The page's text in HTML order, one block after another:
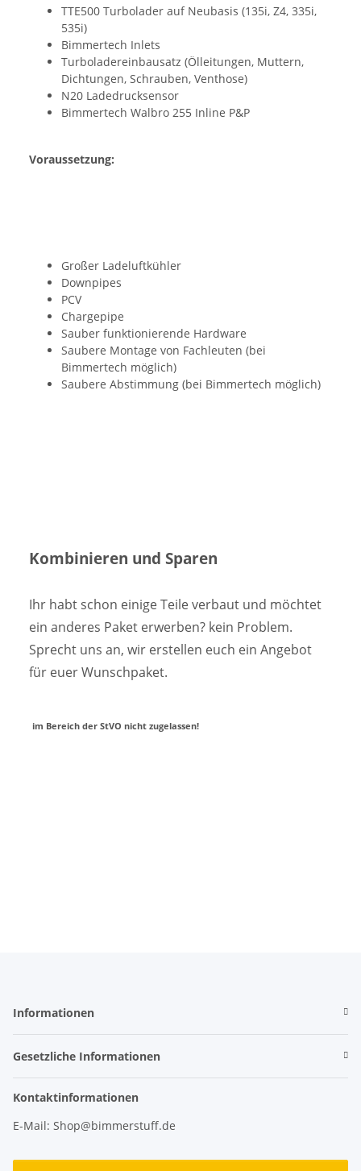
TTE500 Turbolader auf Neubasis (135i, Z4, 335i,
535i)
Bimmertech Inlets
Turboladereinbausatz (Ölleitungen, Muttern,
Dichtungen, Schrauben, Venthose)
N20 Ladedrucksensor
Bimmertech Walbro 255 Inline P&P
Voraussetzung:
Großer Ladeluftkühler
Downpipes
PCV
Chargepipe
Sauber funktionierende Hardware
Saubere Montage von Fachleuten (bei
Bimmertech möglich)
Saubere Abstimmung (bei Bimmertech möglich)
Kombinieren und Sparen
Ihr habt schon einige Teile verbaut und möchtet
ein anderes Paket erwerben? kein Problem.
Sprecht uns an, wir erstellen euch ein Angebot
für euer Wunschpaket.
im Bereich der StVO nicht zugelassen!
Informationen
Gesetzliche Informationen
Kontaktinformationen
E-Mail: Shop@bimmerstuff.de